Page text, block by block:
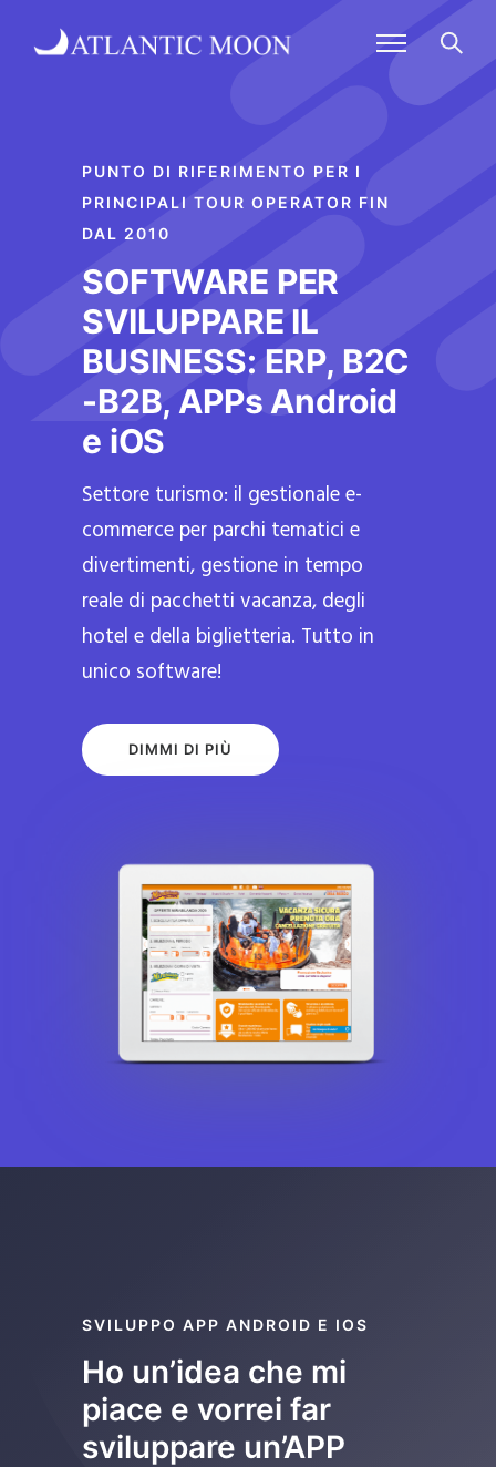
PUNTO DI RIFERIMENTO PER I
PRINCIPALI TOUR OPERATOR FIN
DAL 2010
SOFTWARE PER
SVILUPPARE IL
BUSINESS: ERP, B2C
-B2B, APPs Android
e iOS
Settore turismo: il gestionale e-
commerce per parchi tematici e
divertimenti, gestione in tempo
reale di pacchetti vacanza, degli
hotel e della biglietteria. Tutto in
unico software!
DIMMI DI PIÙ
SVILUPPO APP ANDROID E IOS
Ho un’idea che mi
piace e vorrei far
sviluppare un’APP